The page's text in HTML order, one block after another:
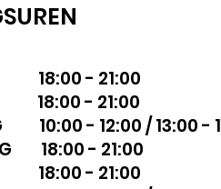
18:00 - 21:00
18:00 - 21:00
10:00 - 12:00 / 13:00 -
18:00 - 21:00
- 21:00